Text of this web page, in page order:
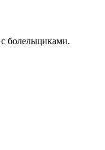
болельщиками.